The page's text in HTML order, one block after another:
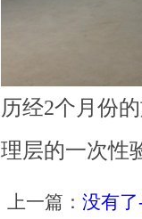
历经2个月份
理层的一次性
上一篇： 没有